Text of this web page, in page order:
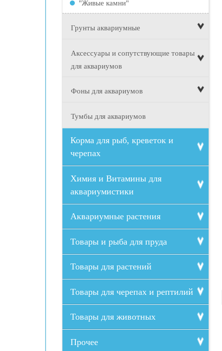
"Живые камни"
Грунты аквариумные
Аксессуары и сопутствующие товары
для аквариумов
Фоны для аквариумов
Тумбы для аквариумов
Корма для рыб, креветок и
черепах
Химия и Витамины для
аквариумистики
Аквариумные растения
Товары и рыба для пруда
Товары для растений
Товары для черепах и рептилий
Товары для животных
Прочее